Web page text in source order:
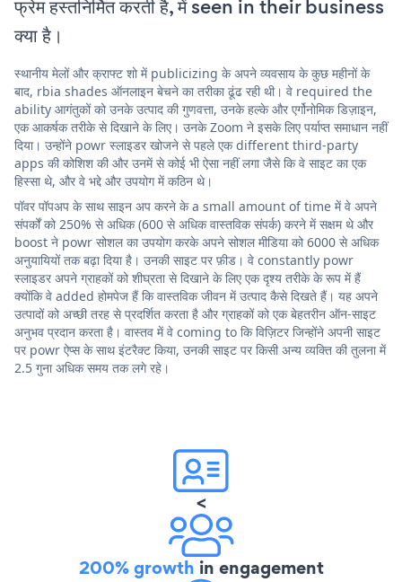
फ्रेम हस्तनिर्मित करती है, में seen in their business
क्या है।
स्थानीय मेलों और क्राफ्ट शो में publicizing के अपने व्यवसाय के कुछ महीनों के
बाद, rbia shades ऑनलाइन बेचने का तरीका ढूंढ रही थी। वे required the
ability आगंतुकों को उनके उत्पाद की गुणवत्ता, उनके हल्के और एर्गोनोमिक डिज़ाइन,
एक आकर्षक तरीके से दिखाने के लिए। उनके Zoom ने इसके लिए पर्याप्त समाधान नहीं
दिया। उन्होंने powr स्लाइडर खोजने से पहले एक different third-party
apps की कोशिश की और उनमें से कोई भी ऐसा नहीं लगा जैसे कि वे साइट का एक
हिस्सा थे, और वे भद्दे और उपयोग में कठिन थे।
पॉवर पॉपअप के साथ साइन अप करने के a small amount of time में वे अपने
संपर्कों को 250% से अधिक (600 से अधिक वास्तविक संपर्क) करने में सक्षम थे और
boost ने powr सोशल का उपयोग करके अपने सोशल मीडिया को 6000 से अधिक
अनुयायियों तक बढ़ा दिया है। उनकी साइट पर फ़ीड। वे constantly powr
स्लाइडर अपने ग्राहकों को शीघ्रता से दिखाने के लिए एक दृश्य तरीके के रूप में हैं
क्योंकि वे added होमपेज हैं कि वास्तविक जीवन में उत्पाद कैसे दिखते हैं। यह अपने
उत्पादों को अच्छी तरह से प्रदर्शित करता है और ग्राहकों को एक बेहतरीन ऑन-साइट
अनुभव प्रदान करता है। वास्तव में वे coming to कि विज़िटर जिन्होंने अपनी साइट
पर powr ऐप्स के साथ इंटरैक्ट किया, उनकी साइट पर किसी अन्य व्यक्ति की तुलना में
2.5 गुना अधिक समय तक लगे रहे।
<
200% growth in engagement